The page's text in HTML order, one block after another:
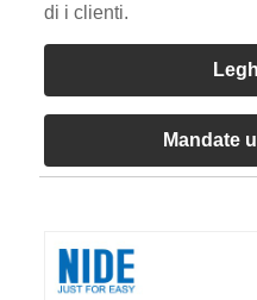
di i clienti.
Mandate